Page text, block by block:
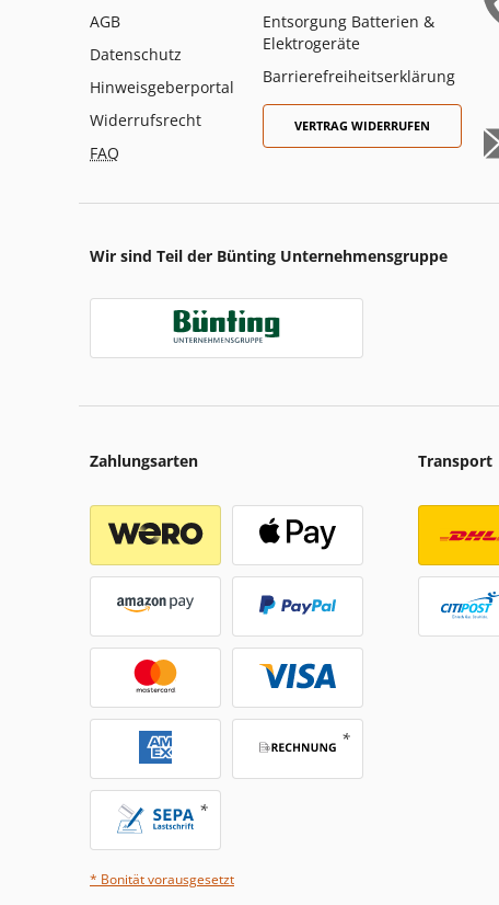
AGB
Datenschutz
Hinweisgeberportal
Widerrufsrecht
FAQ
Entsorgung Batterien &
Elektrogeräte
Barrierefreiheitserklärung
VERTRAG WIDERRUFEN
Wir sind Teil der Bünting Unternehmensgruppe
Zahlungsarten
* Bonität vorausgesetzt
Transport